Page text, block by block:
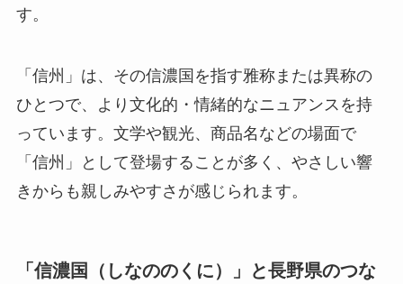
す。
「信州」は、その信濃国を指す雅称または異称の
ひとつで、より文化的・情緒的なニュアンスを持
っています。文学や観光、商品名などの場面で
「信州」として登場することが多く、やさしい響
きからも親しみやすさが感じられます。
「信濃国（しなののくに）」と長野県のつな